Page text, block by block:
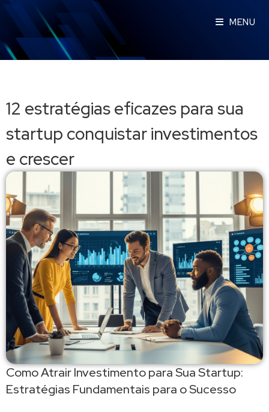
MENU
12 estratégias eficazes para sua
startup conquistar investimentos
e crescer
Como Atrair Investimento para Sua Startup:
Estratégias Fundamentais para o Sucesso